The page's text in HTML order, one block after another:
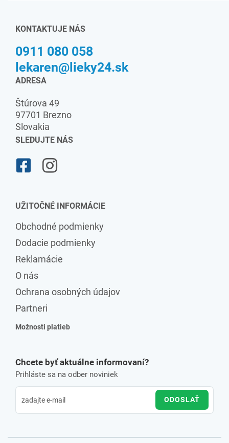
KONTAKTUJE NÁS
0911 080 058
lekaren@lieky24.sk
ADRESA
Štúrova 49
97701 Brezno
Slovakia
SLEDUJTE NÁS
UŽITOČNÉ INFORMÁCIE
Obchodné podmienky
Dodacie podmienky
Reklamácie
O nás
Ochrana osobných údajov
Partneri
Možnosti platieb
Chcete byť aktuálne informovaní?
Prihláste sa na odber noviniek
ODOSLAŤ